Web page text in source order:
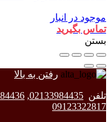
موجود در انبار
تماس بگیرید
بستن
رفتن به بالا
تلفن 02133984435
,
09123322817